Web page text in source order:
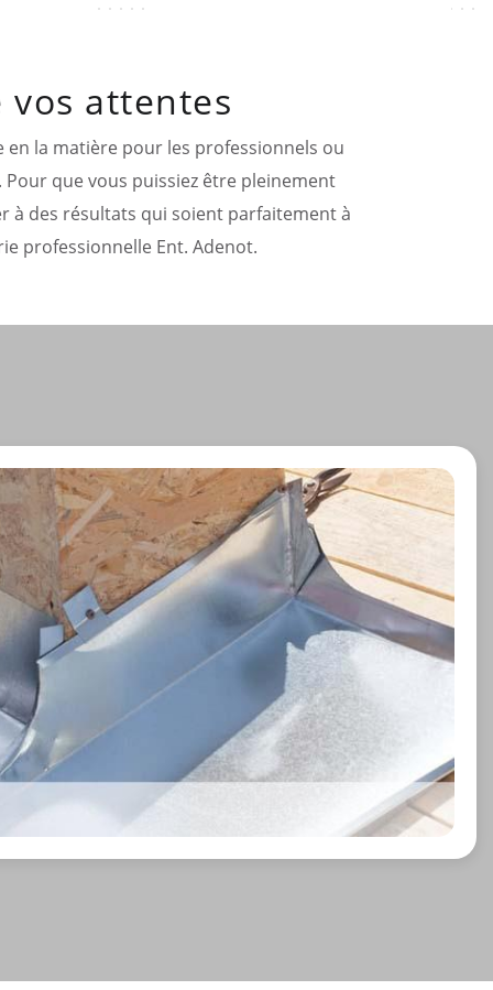
attentes
en la matière pour les professionnels ou
que vous puissiez être pleinement
à des résultats qui soient parfaitement à
professionnelle Ent. Adenot.